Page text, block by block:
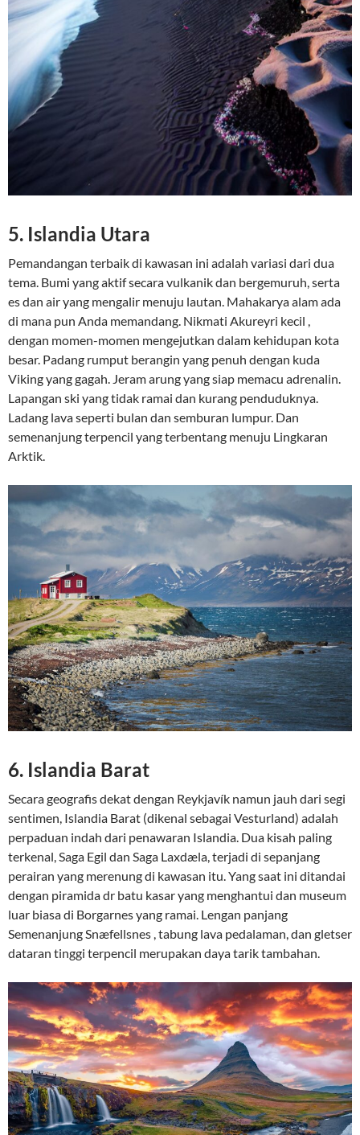
5. Islandia Utara
Pemandangan terbaik di kawasan ini adalah variasi dari dua
tema. Bumi yang aktif secara vulkanik dan bergemuruh, serta
es dan air yang mengalir menuju lautan. Mahakarya alam ada
di mana pun Anda memandang. Nikmati Akureyri kecil ,
dengan momen-momen mengejutkan dalam kehidupan kota
besar. Padang rumput berangin yang penuh dengan kuda
Viking yang gagah. Jeram arung yang siap memacu adrenalin.
Lapangan ski yang tidak ramai dan kurang penduduknya.
Ladang lava seperti bulan dan semburan lumpur. Dan
semenanjung terpencil yang terbentang menuju Lingkaran
Arktik.
6. Islandia Barat
Secara geografis dekat dengan Reykjavík namun jauh dari segi
sentimen, Islandia Barat (dikenal sebagai Vesturland) adalah
perpaduan indah dari penawaran Islandia. Dua kisah paling
terkenal, Saga Egil dan Saga Laxdæla, terjadi di sepanjang
perairan yang merenung di kawasan itu. Yang saat ini ditandai
dengan piramida dr batu kasar yang menghantui dan museum
luar biasa di Borgarnes yang ramai. Lengan panjang
Semenanjung Snæfellsnes , tabung lava pedalaman, dan gletser
dataran tinggi terpencil merupakan daya tarik tambahan.